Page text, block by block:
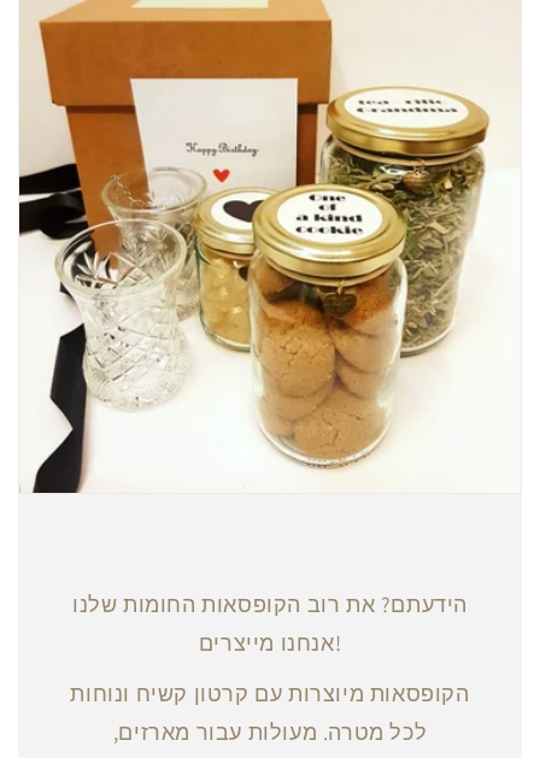
הידעתם? את רוב הקופסאות החומות שלנו
אנחנו מייצרים!
הקופסאות מיוצרות עם קרטון קשיח ונוחות
לכל מטרה. מעולות עבור מארזים,